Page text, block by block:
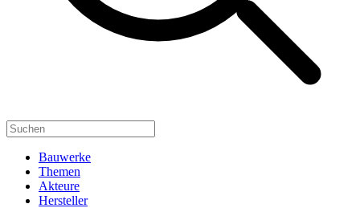
Bauwerke
Themen
Akteure
Hersteller